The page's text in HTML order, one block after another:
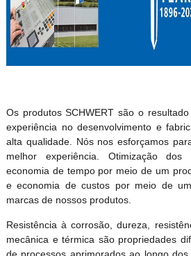
Os produtos SCHWERT são o
experiência no desenvolvimento e
alta qualidade. Nós nos esforçamos
melhor experiência. Otimização dos
economia de tempo por meio de um
e economia de custos por meio de
marcas de nossos produtos.
Resistência à corrosão, dureza,
mecânica e térmica são propriedades